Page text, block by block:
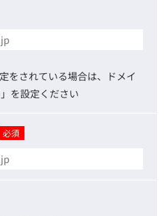
をされている場合は、ドメイ
を設定ください
必須